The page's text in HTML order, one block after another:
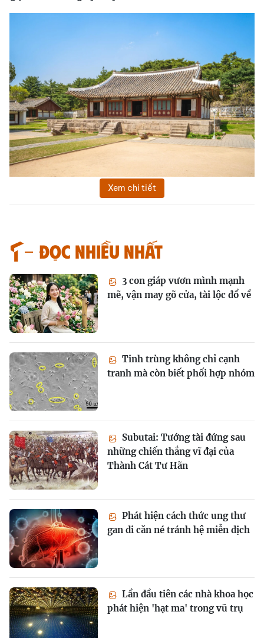
Xem chi tiết
Đọc nhiều nhất
3 con giáp vươn mình mạnh
mẽ, vận may gõ cửa, tài lộc đổ về
Tinh trùng không chỉ cạnh
tranh mà còn biết phối hợp nhóm
Subutai: Tướng tài đứng sau
những chiến thắng vĩ đại của
Thành Cát Tư Hãn
Phát hiện cách thức ung thư
gan di căn né tránh hệ miễn dịch
Lần đầu tiên các nhà khoa học
phát hiện 'hạt ma' trong vũ trụ